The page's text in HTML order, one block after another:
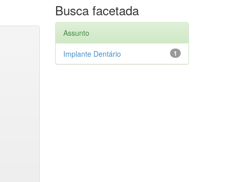
Busca facetada
Assunto
1
Implante Dentário